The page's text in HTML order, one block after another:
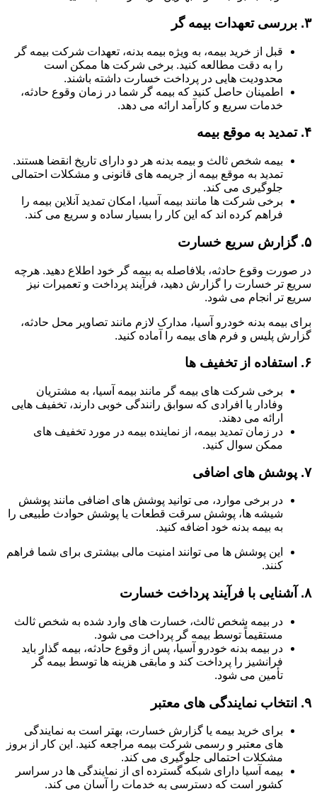
۳. بررسی تعهدات بیمه گر
قبل از خرید بیمه، به ویژه بیمه بدنه، تعهدات شرکت بیمه گر
را به دقت مطالعه کنید. برخی شرکت ها ممکن است
محدودیت هایی در پرداخت خسارت داشته باشند.
اطمینان حاصل کنید که بیمه گر شما در زمان وقوع حادثه،
خدمات سریع و کارآمد ارائه می دهد.
۴. تمدید به موقع بیمه
بیمه شخص ثالث و بیمه بدنه هر دو دارای تاریخ انقضا هستند.
تمدید به موقع بیمه از جریمه های قانونی و مشکلات احتمالی
جلوگیری می کند.
برخی شرکت ها مانند بیمه آسیا، امکان تمدید آنلاین بیمه را
فراهم کرده اند که این کار را بسیار ساده و سریع می کند.
۵. گزارش سریع خسارت
در صورت وقوع حادثه، بلافاصله به بیمه گر خود اطلاع دهید. هرچه
سریع تر خسارت را گزارش دهید، فرآیند پرداخت و تعمیرات نیز
سریع تر انجام می شود.
برای بیمه بدنه خودرو آسیا، مدارک لازم مانند تصاویر محل حادثه،
گزارش پلیس و فرم های بیمه را آماده کنید.
۶. استفاده از تخفیف ها
برخی شرکت های بیمه گر مانند بیمه آسیا، به مشتریان
وفادار یا افرادی که سوابق رانندگی خوبی دارند، تخفیف هایی
ارائه می دهند.
در زمان تمدید بیمه، از نماینده بیمه در مورد تخفیف های
ممکن سوال کنید.
۷. پوشش های اضافی
در برخی موارد، می توانید پوشش های اضافی مانند پوشش
شیشه ها، پوشش سرقت قطعات یا پوشش حوادث طبیعی را
به بیمه بدنه خود اضافه کنید.
این پوشش ها می توانند امنیت مالی بیشتری برای شما فراهم
کنند.
۸. آشنایی با فرآیند پرداخت خسارت
در بیمه شخص ثالث، خسارت های وارد شده به شخص ثالث
مستقیماً توسط بیمه گر پرداخت می شود.
در بیمه بدنه خودرو آسیا، پس از وقوع حادثه، بیمه گذار باید
فرانشیز را پرداخت کند و مابقی هزینه ها توسط بیمه گر
تأمین می شود.
۹. انتخاب نمایندگی های معتبر
برای خرید بیمه یا گزارش خسارت، بهتر است به نمایندگی
های معتبر و رسمی شرکت بیمه مراجعه کنید. این کار از بروز
مشکلات احتمالی جلوگیری می کند.
بیمه آسیا دارای شبکه گسترده ای از نمایندگی ها در سراسر
کشور است که دسترسی به خدمات را آسان می کند.